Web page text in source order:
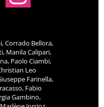
Corrado Bellora,
Manila Calipari,
Paolo Ciambi,
Leo
Farinella,
Fabio
Gambino,